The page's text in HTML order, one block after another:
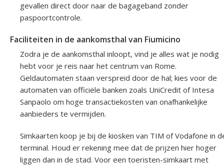
gevallen direct door naar de bagageband zonder
paspoortcontrole.
Faciliteiten in de aankomsthal van Fiumicino
Zodra je de aankomsthal inloopt, vind je alles wat je nodig
hebt voor je reis naar het centrum van Rome.
Geldautomaten staan verspreid door de hal; kies voor de
automaten van officiële banken zoals UniCredit of Intesa
Sanpaolo om hoge transactiekosten van onafhankelijke
aanbieders te vermijden.
Simkaarten koop je bij de kiosken van TIM of Vodafone in
terminal. Houd er rekening mee dat de prijzen hier hoger
liggen dan in de stad. Voor een toeristen-simkaart met